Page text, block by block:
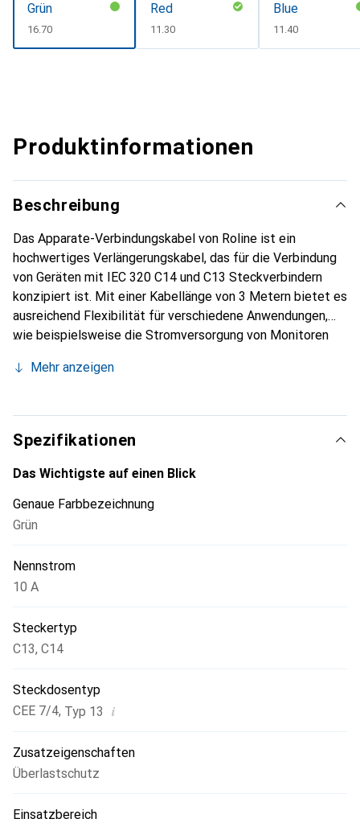
Grün
CHF
16.70
Red
CHF
11.30
Blue
CHF
11.40
Produktinformationen
Beschreibung
Das Apparate-Verbindungskabel von Roline ist ein
hochwertiges Verlängerungskabel, das für die Verbindung
von Geräten mit IEC 320 C14 und C13 Steckverbindern
konzipiert ist. Mit einer Kabellänge von 3 Metern bietet es
ausreichend Flexibilität für verschiedene Anwendungen,
wie beispielsweise die Stromversorgung von Monitoren
Kabel. Das Kabel ist mit einem vergossenen PVC
ausgestattet, die eine sichere und zuverlässige
Verbindung gewährleisten. Die Nennwerte von 10A bei
250VAC machen es zu einer robusten Lösung für den
Einsatz in Büros und anderen Umgebungen, in denen eine
Farbgebung des Kabels sorgt nicht nur für eine
ansprechende Optik, sondern erleichtert auch die
Mehr anzeigen
Spezifikationen
Das Wichtigste auf einen Blick
Genaue Farbbezeichnung
Grün
Nennstrom
10 A
Steckertyp
C13, C14
Steckdosentyp
CEE 7/4, Typ 13 i
Zusatzeigenschaften
Überlastschutz
Einsatzbereich